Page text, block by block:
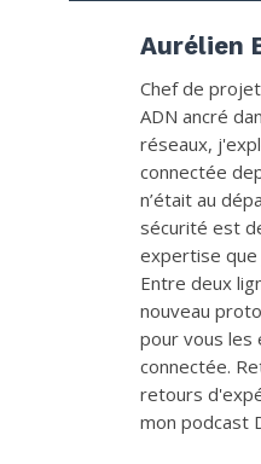
Aurélien
Chef de
ADN ancré
réseaux,
connectée
n’était au
sécurité est
expertise que
Entre deux
nouveau
pour vous les
connectée.
retours
mon podcast